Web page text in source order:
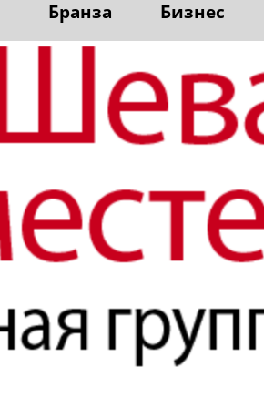
Бранза Бизнес